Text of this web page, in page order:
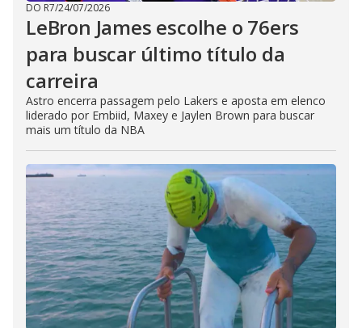
DO R7/24/07/2026
LeBron James escolhe o 76ers
para buscar último título da
carreira
Astro encerra passagem pelo Lakers e aposta em elenco
liderado por Embiid, Maxey e Jaylen Brown para buscar
mais um título da NBA